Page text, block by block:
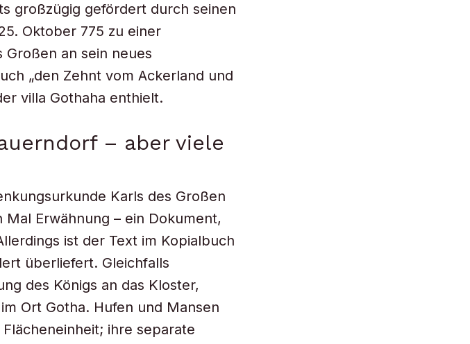
großzügig gefördert durch seinen
Oktober 775 zu einer
an sein neues
„den Zehnt vom Ackerland und
villa Gothaha enthielt.
– aber viele
Karls des Großen
Erwähnung – ein Dokument,
ist der Text im Kopialbuch
überliefert. Gleichfalls
des Königs an das Kloster,
Ort Gotha. Hufen und Mansen
ihre separate